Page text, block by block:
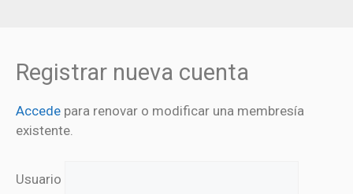
Registrar nueva cuenta
Accede para renovar o modificar una membresía
existente.
Usuario